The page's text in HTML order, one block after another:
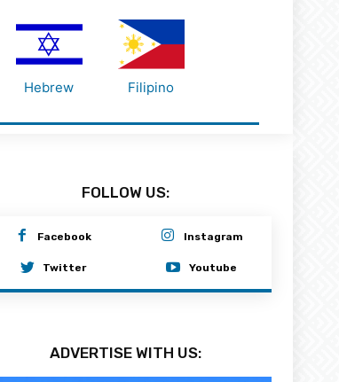
Hebrew Filipino
FOLLOW US:
Facebook Instagram
Twitter Youtube
ADVERTISE WITH US: